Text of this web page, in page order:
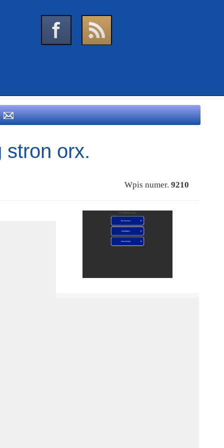
stron orx.
Wpis numer.9210